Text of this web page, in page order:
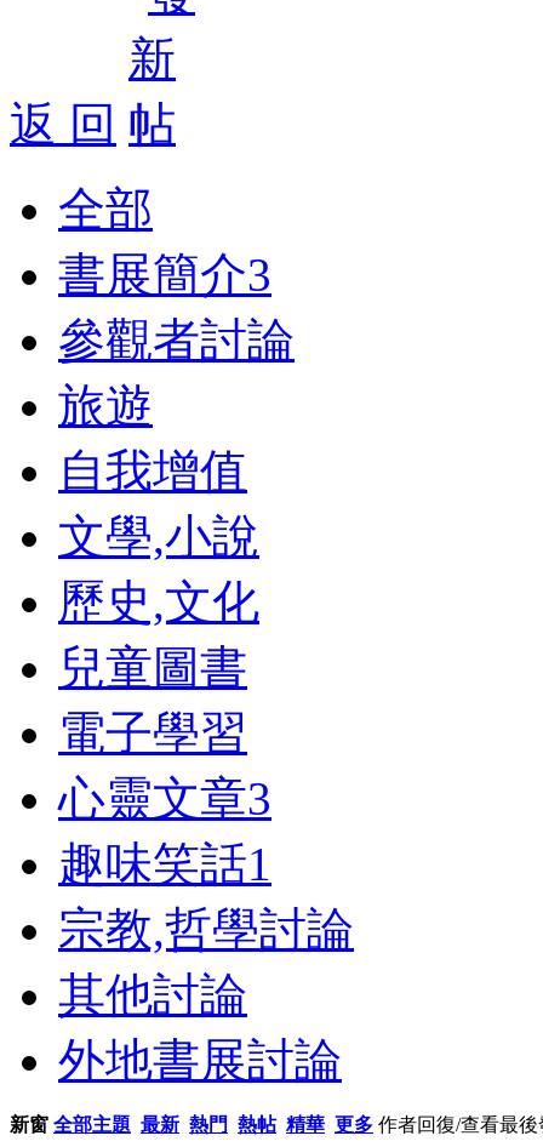
返 回
全部
書展簡介3
參觀者討論
旅遊
自我增值
文學,小說
歷史,文化
兒童圖書
電子學習
心靈文章3
趣味笑話1
宗教,哲學討論
其他討論
外地書展討論
新窗 全部主題 最新 熱門 熱帖 精華 更多 作者回復/查看最後